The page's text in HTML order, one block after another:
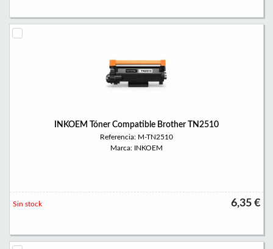
INKOEM Tóner Compatible Brother TN2510
Referencia: M-TN2510
Marca: INKOEM
6,35 €
Sin stock